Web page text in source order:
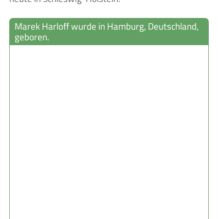
Marek Harloff wurde in Hamburg, Deutschland,
geboren.